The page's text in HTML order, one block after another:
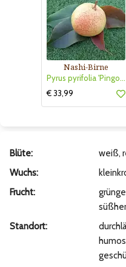
Nashi-Birne
Pyrus pyrifolia 'Pingo Li'
€ 33,99
Blüte:
weiß,
Wuchs:
Frucht:
Standort: